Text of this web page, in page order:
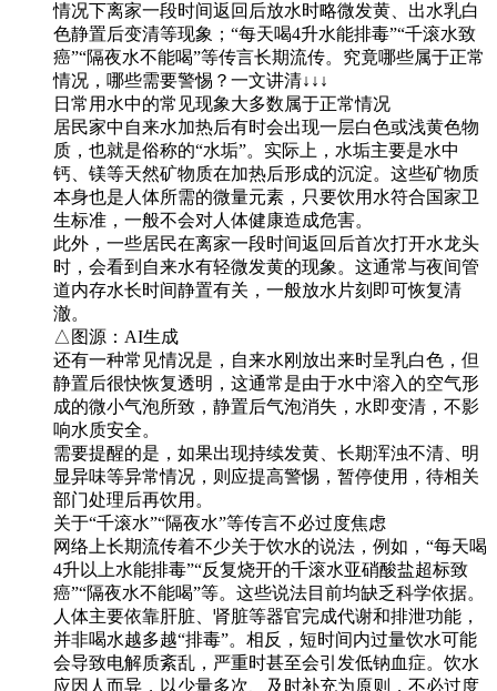
情况下离家一段时间返回后放水时略微发黄、出水乳白
色静置后变清等现象；“每天喝4升水能排毒”“千滚水致
癌”“隔夜水不能喝”等传言长期流传。究竟哪些属于正常
情况，哪些需要警惕？一文讲清↓↓↓
日常用水中的常见现象大多数属于正常情况
居民家中自来水加热后有时会出现一层白色或浅黄色物
质，也就是俗称的“水垢”。实际上，水垢主要是水中
钙、镁等天然矿物质在加热后形成的沉淀。这些矿物质
本身也是人体所需的微量元素，只要饮用水符合国家卫
生标准，一般不会对人体健康造成危害。
此外，一些居民在离家一段时间返回后首次打开水龙头
时，会看到自来水有轻微发黄的现象。这通常与夜间管
道内存水长时间静置有关，一般放水片刻即可恢复清
澈。
△图源：AI生成
还有一种常见情况是，自来水刚放出来时呈乳白色，但
静置后很快恢复透明，这通常是由于水中溶入的空气形
成的微小气泡所致，静置后气泡消失，水即变清，不影
响水质安全。
需要提醒的是，如果出现持续发黄、长期浑浊不清、明
显异味等异常情况，则应提高警惕，暂停使用，待相关
部门处理后再饮用。
关于“千滚水”“隔夜水”等传言不必过度焦虑
网络上长期流传着不少关于饮水的说法，例如，“每天喝
4升以上水能排毒”“反复烧开的千滚水亚硝酸盐超标致
癌”“隔夜水不能喝”等。这些说法目前均缺乏科学依据。
人体主要依靠肝脏、肾脏等器官完成代谢和排泄功能，
并非喝水越多越“排毒”。相反，短时间内过量饮水可能
会导致电解质紊乱，严重时甚至会引发低钠血症。饮水
应因人而异，以少量多次、及时补充为原则，不必过度